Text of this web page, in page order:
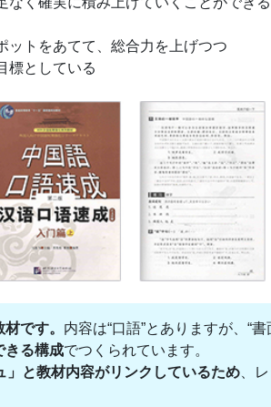
ットをあてて、総合力を上げつつ
標としている
です。 内容は“口語”とありますが、“
きる構成でつくられています。
と教材内容がリンクしているため 、